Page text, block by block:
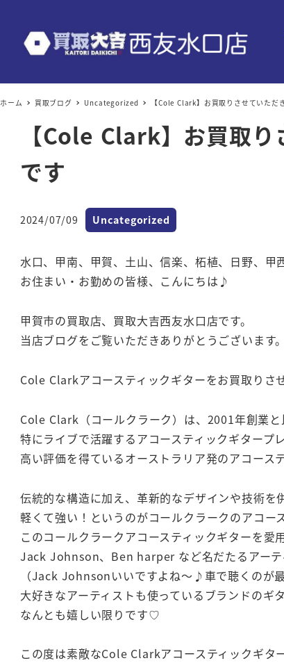
ホーム 買取ブログ Uncategorized 【Cole Clark】お買取りさせていただ
【Cole Clark】お買取
です
投稿日
2024/07/09 カテゴリー
Uncategorized
水口、甲南、甲賀、土山、信楽、柘植、日野、甲
お住まい・お勤めの皆様、こんにちは♪
甲賀市の買取店、買取大吉西友水口店です。
当店ブログをご覧いただきありがとうございます。
Cole Clarkアコースティックギターをお買取りさ
Cole Clark（コールクラーク）は、2001年創業
特にライブで活躍するアコースティックギタープ
高い評価を得ているオーストラリア発のアコース
伝統的な構造に加え、革新的なデザインや技術を
軽くて強い！というのがコールクラークのアコー
このコールクラークアコースティックギターを愛
Jack Johnson、Ben harper など名だたるアーテ
（Jack Johnsonいいですよね～♪車で聴くのが
大好きなアーティストも使っているブランドの
なんとも嬉しい限りです♡
この度は素敵なCole Clarkアコースティックギタ